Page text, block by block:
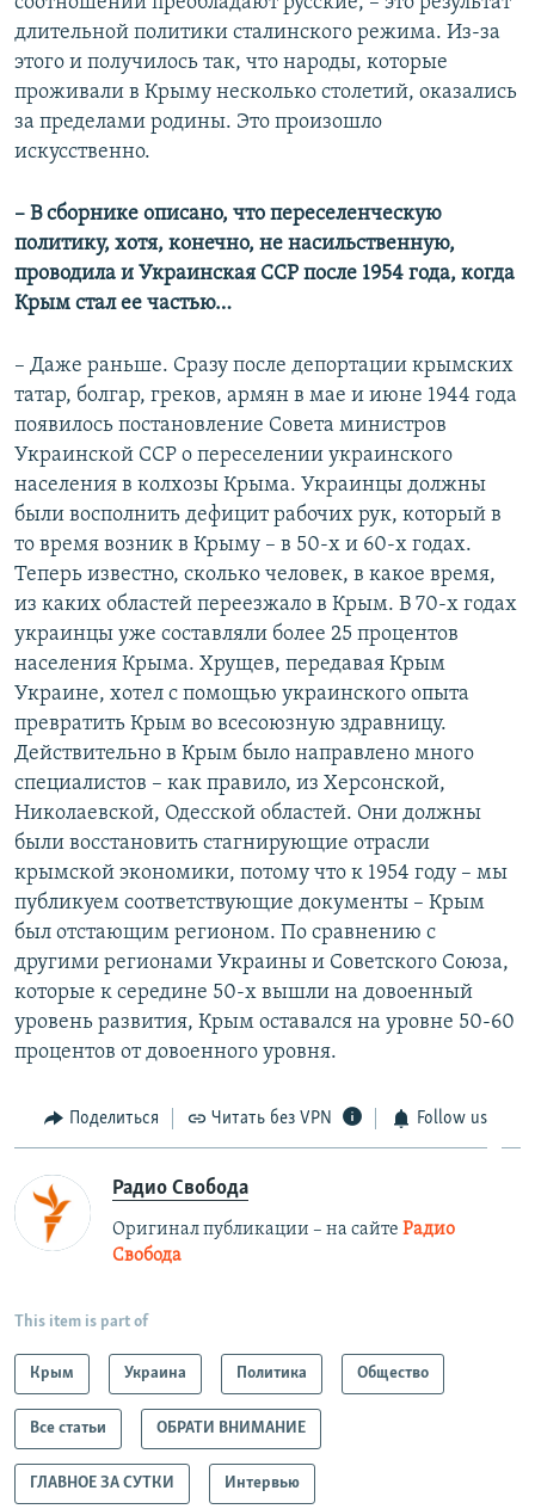
длительной политики сталинского режима. Из-за
этого и получилось так, что народы, которые
проживали в Крыму несколько столетий, оказались
за пределами родины. Это произошло
искусственно.
–​ В сборнике описано, что переселенческую
политику, хотя, конечно, не насильственную,
проводила и Украинская ССР после 1954 года, когда
Крым стал ее частью…
– Даже раньше. Сразу после депортации крымских
татар, болгар, греков, армян в мае и июне 1944 года
появилось постановление Совета министров
Украинской ССР о переселении украинского
населения в колхозы Крыма. Украинцы должны
были восполнить дефицит рабочих рук, который в
то время возник в Крыму – в 50-х и 60-х годах.
Теперь известно, сколько человек, в какое время,
из каких областей переезжало в Крым. В 70-х годах
украинцы уже составляли более 25 процентов
населения Крыма. Хрущев, передавая Крым
Украине, хотел с помощью украинского опыта
превратить Крым во всесоюзную здравницу.
Действительно в Крым было направлено много
специалистов – как правило, из Херсонской,
Николаевской, Одесской областей. Они должны
были восстановить стагнирующие отрасли
крымской экономики, потому что к 1954 году – мы
публикуем соответствующие документы – Крым
был отстающим регионом. По сравнению с
другими регионами Украины и Советского Союза,
которые к середине 50-х вышли на довоенный
уровень развития, Крым оставался на уровне 50-60
процентов от довоенного уровня.
Поделиться Читать без VPN Follow us
Радио Свобода
Оригинал публикации – на сайте Радио
Свобода
This item is part of
Крым Украина Политика Общество
Все статьи ОБРАТИ ВНИМАНИЕ
ГЛАВНОЕ ЗА СУТКИ Интервью